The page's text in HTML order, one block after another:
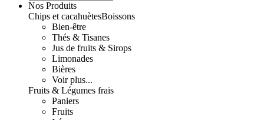
Nos Produits
Chips et cacahuètesBoissons
Bien-être
Thés & Tisanes
Jus de fruits & Sirops
Limonades
Bières
Voir plus...
Fruits & Légumes frais
Paniers
Fruits